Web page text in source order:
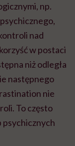
np.
nad
w postaci
niż odległa
następnego
nie
To często
psychicznych